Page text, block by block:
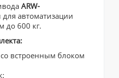
ARW-
для автоматизации
до 600 кг.
встроенным блоком